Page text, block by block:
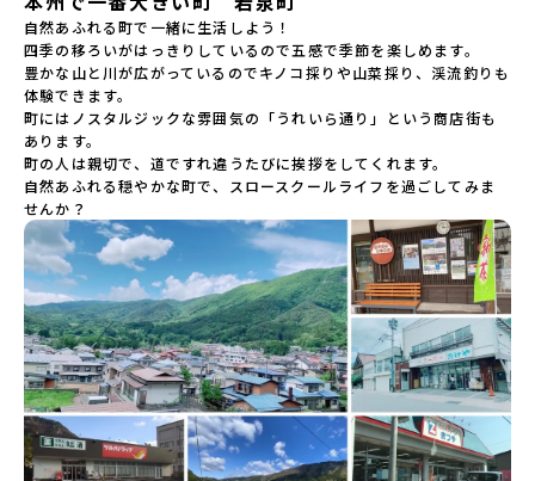
自然あふれる町で一緒に生活しよう！
四季の移ろいがはっきりしているので五感で季節を楽しめます。
豊かな山と川が広がっているのでキノコ採りや山菜採り、渓流釣りも
体験できます。
町にはノスタルジックな雰囲気の「うれいら通り」という商店街も
あります。
町の人は親切で、道ですれ違うたびに挨拶をしてくれます。
自然あふれる穏やかな町で、スロースクールライフを過ごしてみま
せんか？